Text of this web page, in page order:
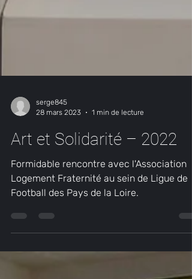
28 mars 2023
1 min de lecture
Art et Solidarité – 2022
Formidable rencontre avec l'Association
Logement Fraternité au sein de Ligue de